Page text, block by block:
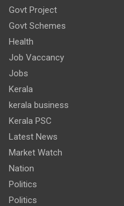
Govt Project
Govt Schemes
Health
Job Vaccancy
Jobs
Kerala
kerala business
Kerala PSC
Latest News
Market Watch
Nation
Politics
Politics